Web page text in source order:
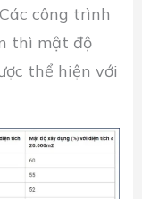
công trình
thì mật độ
thể hiện với